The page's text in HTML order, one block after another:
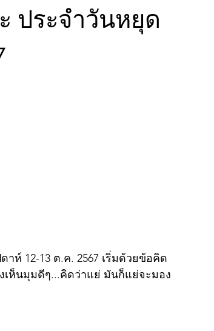
ประจำวันหยุด
ห์ 12-13 ต.ค. 2567 เริ่มด้วยข้อคิด
ห็นมุมดีๆ...คิดว่าแย่ มันก็แย่จะมอง